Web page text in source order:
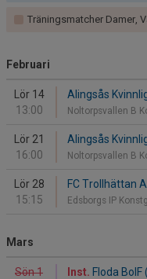
Träningsmatcher Damer,
Februari
Lör 14
13:00
Alingsås
Noltorpsvallen B
Lör 21
16:00
Alingsås
Noltorpsvallen B
Lör 28
15:15
FC Trollhättan
Edsborgs IP
Mars
Sön 1
Inst. Floda BoIF